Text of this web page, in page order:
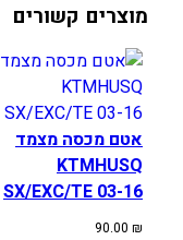
H
U
S
A
S
X
F
מוצרים קשורים
אטם מכסה מצמד
KTMHUSQ
SX/EXC/TE 03-16
90.00 ₪